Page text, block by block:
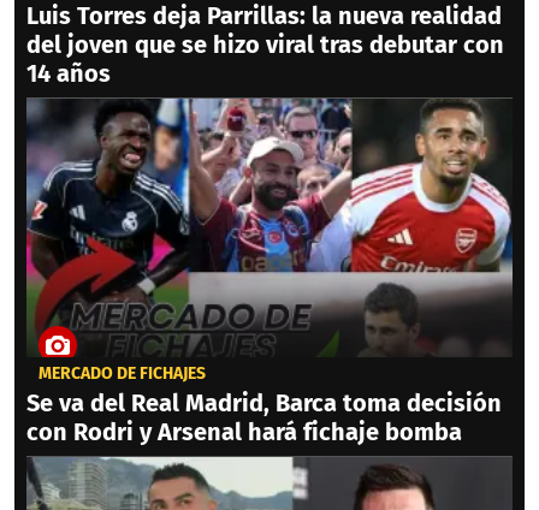
Luis Torres deja Parrillas: la nueva realidad
del joven que se hizo viral tras debutar con
14 años
MERCADO DE FICHAJES
Se va del Real Madrid, Barca toma decisión
con Rodri y Arsenal hará fichaje bomba